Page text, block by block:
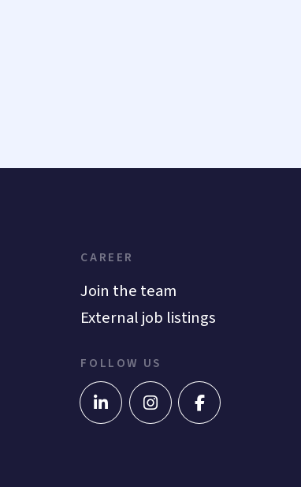
CAREER
Join the team
External job listings
FOLLOW US